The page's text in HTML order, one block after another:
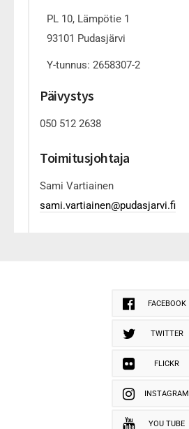
PL 10, Lämpötie 1
93101 Pudasjärvi
Y-tunnus: 2658307-2
Päivystys
050 512 2638
Toimitusjohtaja
Sami Vartiainen
sami.vartiainen@pudasjarvi.fi
FACEBOOK
TWITTER
FLICKR
INSTAGRAM
YOU TUBE